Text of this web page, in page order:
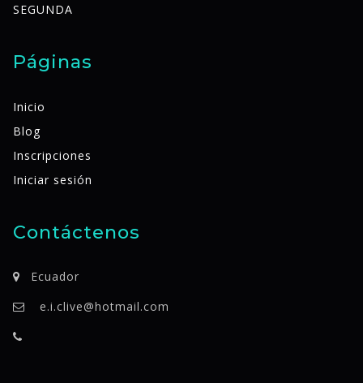
SEGUNDA
Páginas
Inicio
Blog
Inscripciones
Iniciar sesión
Contáctenos
Ecuador
e.i.clive@hotmail.com